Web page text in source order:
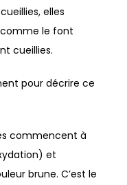
elles
le font
cueillies.
pour décrire ce
commencent à
et
brune. C’est le